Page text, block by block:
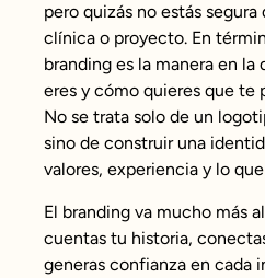
pero quizás no estás
clínica o proyecto. En
branding es la manera en
eres y cómo quieres que te
No se trata solo de un
sino de construir una
valores, experiencia y lo
El branding va mucho más
cuentas tu historia,
generas confianza en cada